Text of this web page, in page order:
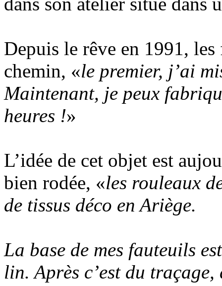
Depuis le rêve en 1991,
chemin, «le premier, j’ai
Maintenant, je peux
heures !»
L’idée de cet objet est
bien rodée, «les rouleaux
de tissus déco en Ariège.
La base de mes fauteuils
lin. Après c’est du